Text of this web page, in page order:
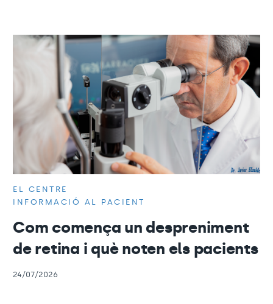
EL CENTRE
INFORMACIÓ AL PACIENT
Com comença un despreniment
de retina i què noten els pacients
24/07/2026